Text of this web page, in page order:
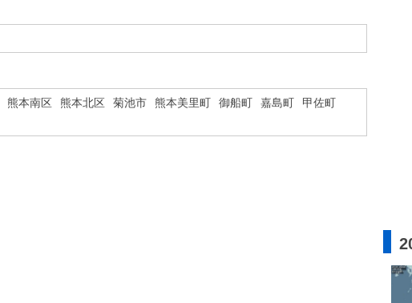
熊本南区 熊本北区 菊池市 熊本美里町 御船町 嘉島町
甲佐町